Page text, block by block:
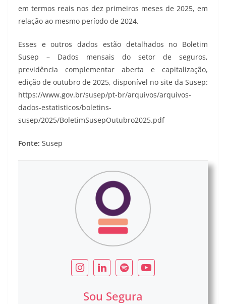
em termos reais nos dez primeiros meses de 2025, em
relação ao mesmo período de 2024.
Esses e outros dados estão detalhados no Boletim
Susep – Dados mensais do setor de seguros,
previdência complementar aberta e capitalização,
edição de outubro de 2025, disponível no site da Susep:
https://www.gov.br/susep/pt-br/arquivos/arquivos-
dados-estatisticos/boletins-
susep/2025/BoletimSusepOutubro2025.pdf
Fonte: Susep
Sou Segura